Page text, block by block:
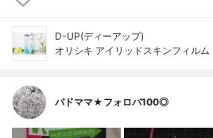
D-UP(ディーアップ)
オリシキ アイリッドスキンフィルム
バドママ★フォロバ100◎